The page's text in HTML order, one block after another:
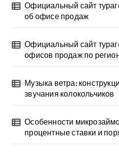
Официальный сайт
об офисе продаж
Официальный сайт
офисов продаж по
Музыка ветра:
звучания колокольчиков
Особенности
процентные ставки и